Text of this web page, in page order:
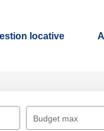
locative
Budget max